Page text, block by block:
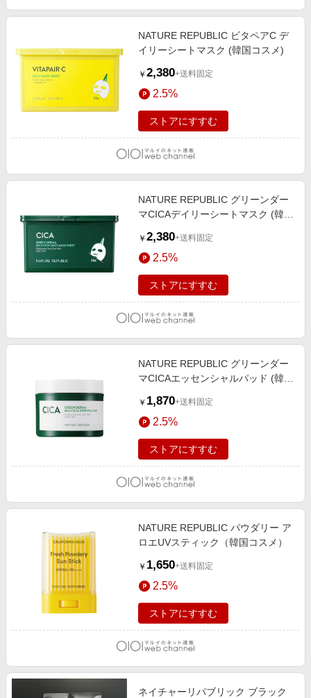
NATURE REPUBLIC ビタペアC デ
イリーシートマスク (韓国コスメ)
￥ 2,380+送料固定
2.5%
ストアにすすむ
NATURE REPUBLIC グリーンダー
マCICAデイリーシートマスク (韓国
￥ 2,380+送料固定
2.5%
ストアにすすむ
NATURE REPUBLIC グリーンダー
マCICAエッセンシャルパッド (韓国
￥ 1,870+送料固定
2.5%
ストアにすすむ
NATURE REPUBLIC パウダリー ア
ロエUVスティック（韓国コスメ）
￥ 1,650+送料固定
2.5%
ストアにすすむ
ネイチャーリパブリック ブラック